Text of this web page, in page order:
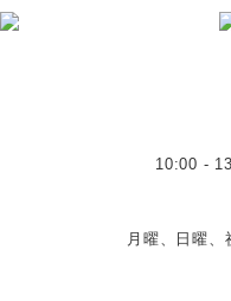
10:00 -
月曜、日曜、